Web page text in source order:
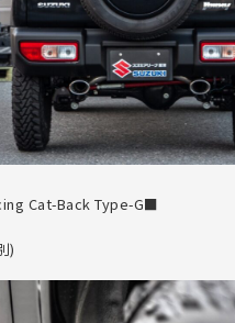
Cat-Back Type-G■
)